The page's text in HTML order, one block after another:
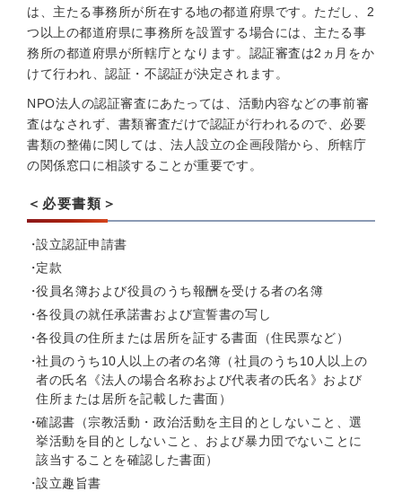
は、主たる事務所が所在する地の都道府県です。ただし、2
つ以上の都道府県に事務所を設置する場合には、主たる事
務所の都道府県が所轄庁となります。認証審査は2ヵ月をか
けて行われ、認証・不認証が決定されます。
NPO法人の認証審査にあたっては、活動内容などの事前審
査はなされず、書類審査だけで認証が行われるので、必要
書類の整備に関しては、法人設立の企画段階から、所轄庁
の関係窓口に相談することが重要です。
＜必要書類＞
設立認証申請書
定款
役員名簿および役員のうち報酬を受ける者の名簿
各役員の就任承諾書および宣誓書の写し
各役員の住所または居所を証する書面（住民票など）
社員のうち10人以上の者の名簿（社員のうち10人以上の
者の氏名《法人の場合名称および代表者の氏名》および
住所または居所を記載した書面）
確認書（宗教活動・政治活動を主目的としないこと、選
挙活動を目的としないこと、および暴力団でないことに
該当することを確認した書面）
設立趣旨書